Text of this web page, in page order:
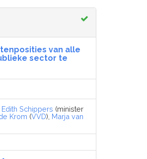
van alle
sector te
Edith Schippers (minister
Krom (VVD), Marja van